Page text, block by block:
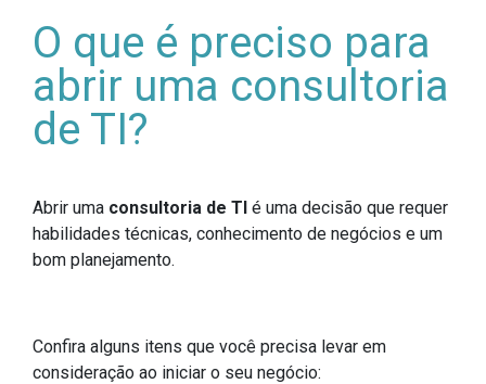
O que é preciso para
abrir uma consultoria
de TI?
Abrir uma consultoria de TI é uma decisão que requer
habilidades técnicas, conhecimento de negócios e um
bom planejamento.
Confira alguns itens que você precisa levar em
consideração ao iniciar o seu negócio: